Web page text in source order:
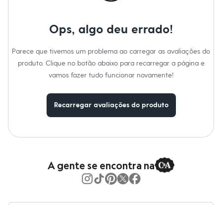
Shorts e Saias
Em alta
Dia dos Pais
Inverno
Camisetas e Regatas
Casacos e Jaquetas
Jeans
Bolsas e Mochilas
Chapéus e Bonés
Óculos
Ops, algo deu errado!
Parece que tivemos um problema ao carregar as avaliações do
produto. Clique no botão abaixo para recarregar a página e
vamos fazer tudo funcionar novamente!
Recarregar avaliações do produto
A gente se encontra na